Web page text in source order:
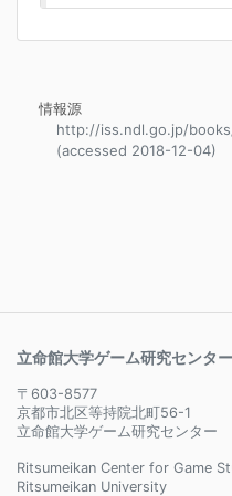
情報源
http://iss.ndl.go.jp/
(accessed 2018-12-04)
立命館大学ゲーム研究センタ
〒603-8577
京都市北区等持院北町56-1
立命館大学ゲーム研究センター
Ritsumeikan Center for Game
Ritsumeikan University